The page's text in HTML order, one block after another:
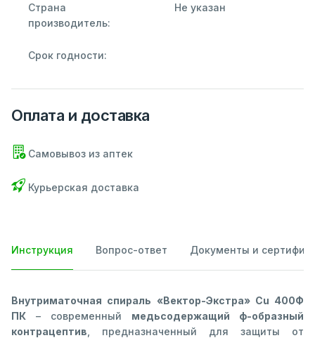
Страна
производитель:
Не указан
Срок годности:
Оплата и доставка
Самовывоз из аптек
Курьерская доставка
Инструкция Вопрос-ответ Документы и
Внутриматочная спираль «Вектор-Экстра» Сu 400Ф
ПК – современный медьсодержащий ф-образный
контрацептив , предназначенный для защиты от